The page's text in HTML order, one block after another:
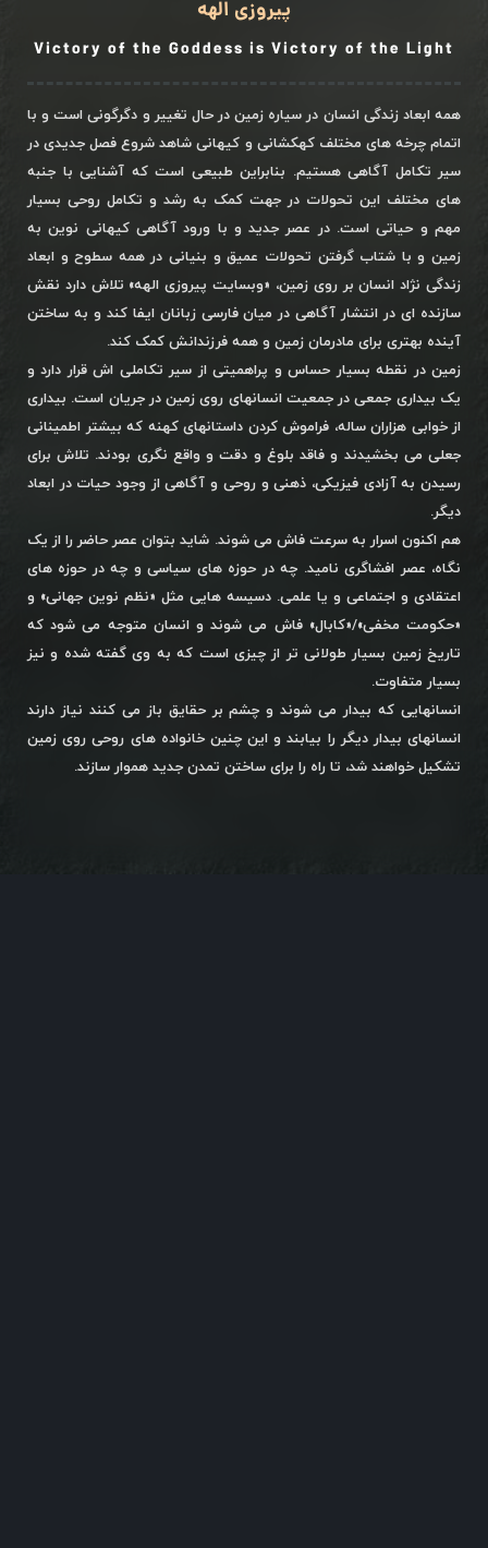
پیروزی الهه
Victory of the Goddess is Victory of the Light
همه ابعاد زندگی انسان در سیاره زمین در حال تغییر و دگرگونی است و با
اتمام چرخه های مختلف کهکشانی و کیهانی شاهد شروع فصل جدیدی در
سیر تکامل آگاهی هستیم. بنابراین طبیعی است که آشنایی با جنبه
های مختلف این تحولات در جهت کمک به رشد و تکامل روحی بسیار
مهم و حیاتی است. در عصر جدید و با ورود آگاهی کیهانی نوین به
زمین و با شتاب گرفتن تحولات عمیق و بنیانی در همه سطوح و ابعاد
زندگی نژاد انسان بر روی زمین، «وبسایت پیروزی الهه» تلاش دارد نقش
سازنده ای در انتشار آگاهی در میان فارسی زبانان ایفا کند و به ساختن
آینده بهتری برای مادرمان زمین و همه فرزندانش کمک کند.
زمین در نقطه بسیار حساس و پراهمیتی از سیر تکاملی اش قرار دارد و
یک بیداری جمعی در جمعیت انسانهای روی زمین در جریان است. بیداری
از خوابی هزاران ساله، فراموش کردن داستانهای کهنه که بیشتر اطمینانی
جعلی می بخشیدند و فاقد بلوغ و دقت و واقع نگری بودند. تلاش برای
رسیدن به آزادی فیزیکی، ذهنی و روحی و آگاهی از وجود حیات در ابعاد
دیگر.
هم اکنون اسرار به سرعت فاش می شوند. شاید بتوان عصر حاضر را از یک
نگاه، عصر افشاگری نامید. چه در حوزه های سیاسی و چه در حوزه های
اعتقادی و اجتماعی و یا علمی. دسیسه هایی مثل «نظم نوین جهانی» و
«حکومت مخفی»/«کابال» فاش می شوند و انسان متوجه می شود که
تاریخ زمین بسیار طولانی تر از چیزی است که به وی گفته شده و نیز
بسیار متفاوت.
انسانهایی که بیدار می شوند و چشم بر حقایق باز می کنند نیاز دارند
انسانهای بیدار دیگر را بیابند و این چنین خانواده های روحی روی زمین
تشکیل خواهند شد، تا راه را برای ساختن تمدن جدید هموار سازند.